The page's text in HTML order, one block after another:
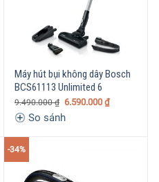
Máy hút bụi không dây Bosch
BCS61113 Unlimited 6
9.490.000₫ 6.590.000 ₫
So sánh
-34%